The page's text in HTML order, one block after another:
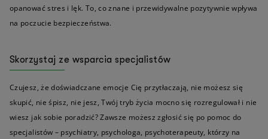
opanować stres i lęk. To, co znane i przewidywalne pozytywnie wpływa
na poczucie bezpieczeństwa.
Skorzystaj ze wsparcia specjalistów
Czujesz, że doświadczane emocje Cię przytłaczają, nie możesz się
skupić, nie śpisz, nie jesz, Twój tryb życia mocno się rozregulował i nie
wiesz jak sobie poradzić? Zawsze możesz zgłosić się po pomoc do
specjalistów – psychiatry, psychologa, psychoterapeuty, którzy na